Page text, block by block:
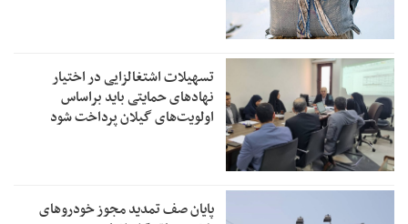
تسهیلات اشتغالزایی در اختیار
نهادهای حمایتی باید براساس
اولویت‌های گیلان پرداخت شود
پایان صف تمدید مجوز خودروهای